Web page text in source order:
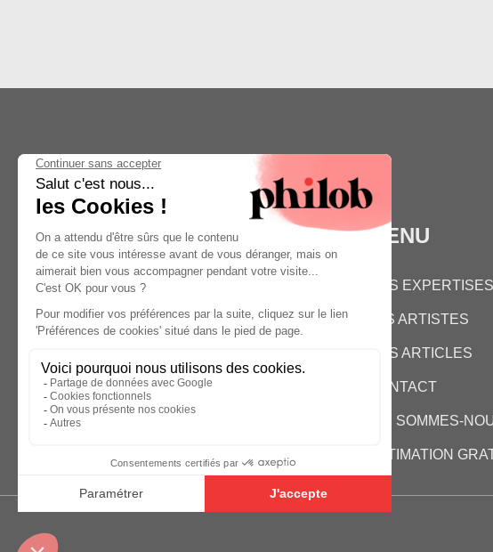
75011 PARIS
HELLO@PHILOB.COM
MENU
NOS EXPERTISES
LES ARTISTES
NOS ARTICLES
CONTACT
QUI SOMMES-
ESTIMATION